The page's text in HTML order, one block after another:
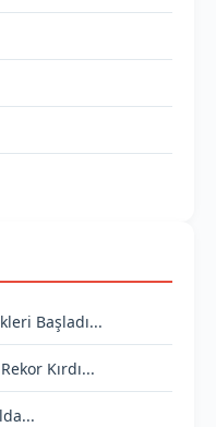
Başladı...
Kırdı...